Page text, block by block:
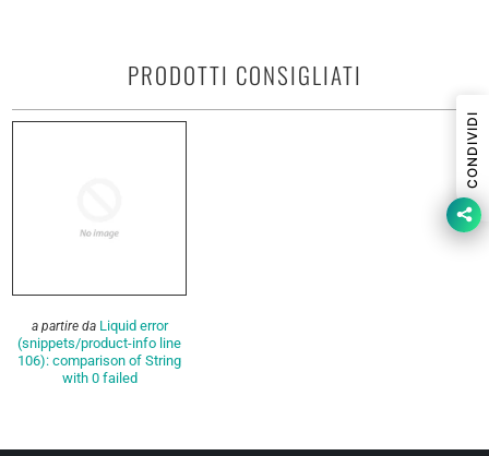
PRODOTTI CONSIGLIATI
a partire daLiquid error
(snippets/product-info line
106): comparison of String
with 0 failed
CONDIVIDI